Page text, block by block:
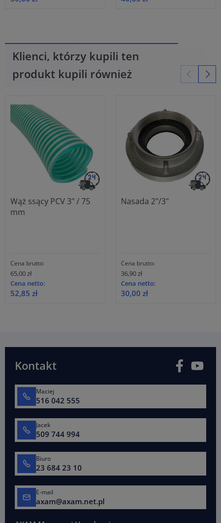
Klienci, którzy kupili ten
produkt kupili również
Wąż ssący PCV 3" / 75
mm
Cena brutto:
65,00 zł
Cena netto:
52,85 zł
Nasada 2"/3"
Cena brutto:
36,90 zł
Cena netto:
30,00 zł
Kontakt Facebook
Maciej
516 042 555
Jacek
509 744 994
Biuro
23 684 23 10
E-mail
axam@axam.net.pl